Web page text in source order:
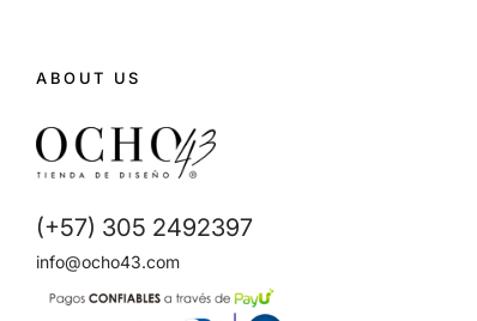
ABOUT US
(+57) 305 2492397
info@ocho43.com